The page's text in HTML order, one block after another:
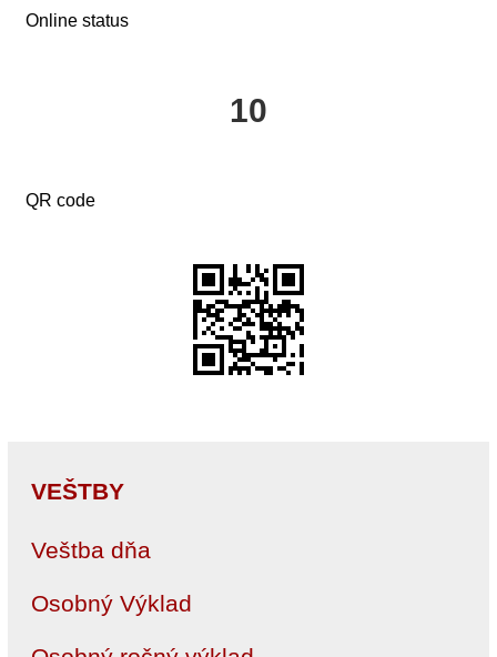
Online status
10
QR code
VEŠTBY
Veštba dňa
Osobný Výklad